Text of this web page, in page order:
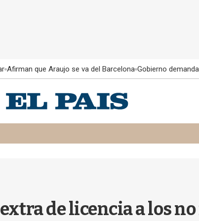
Afirman que Araujo se va del Barcelona Gobierno
de licencia a los